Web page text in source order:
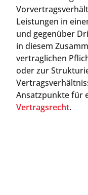
Leistungen in
und gegenüber
in diesem
vertraglichen
oder zur
Ansatzpunkte für
Vertragsrecht.